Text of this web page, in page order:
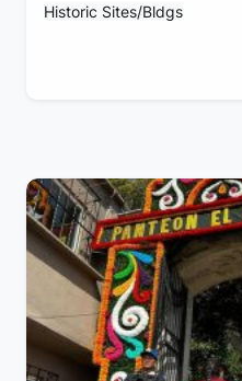
Historic Sites/Bldgs